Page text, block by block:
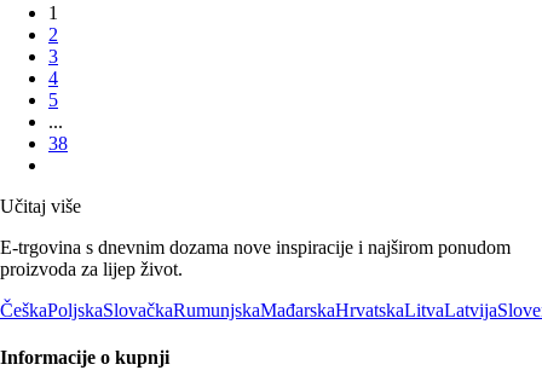
1
2
3
4
5
...
38
Učitaj više
E-trgovina s dnevnim dozama nove inspiracije i najširom ponudom
proizvoda za lijep život.
ČeškaPoljskaSlovačkaRumunjskaMađarskaHrvatskaLitvaLatvija
Informacije o kupnji